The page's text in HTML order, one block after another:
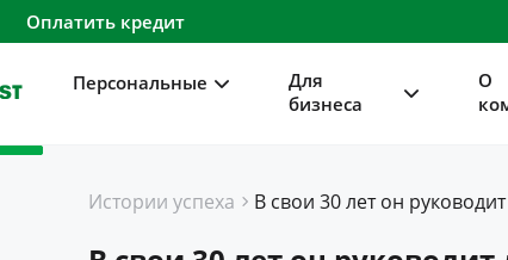
Оплатить кредит
Персональные
Для
бизнеса
О
Истории успеха